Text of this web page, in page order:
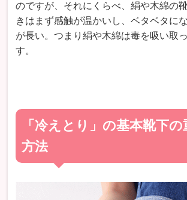
のですが、それにくらべ、絹や木綿の
きはまず感触が温かいし、ベタベタに
が長い。つまり絹や木綿は毒を吸い取
す。
「冷えとり」の基本靴下の
方法